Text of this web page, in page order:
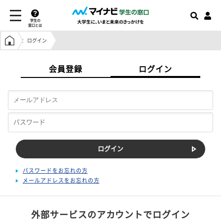
学生の
窓口とは
学生の窓口トップ
ログイン
会員登録 ログイン
パスワードをお忘れの方
メールアドレスをお忘れの方
外部サービスのアカウントでログイン